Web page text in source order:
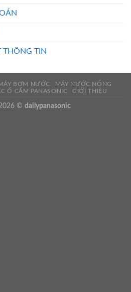
THÔNG TIN
BƠM NƯỚC
MÁY NƯỚC NÓNG
Ổ CẮM PANASONIC GIỚI THIỆU
© dailypanasonic